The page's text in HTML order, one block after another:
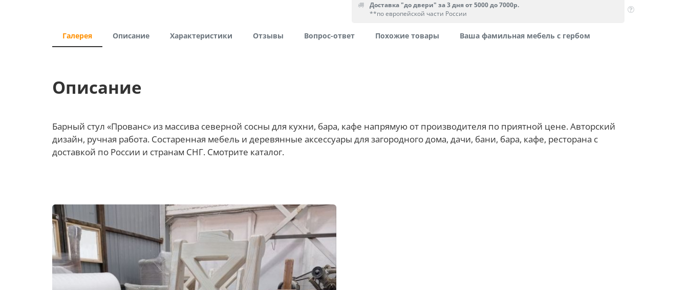
Доставка "до двери" за 3 дня от 5000 до 7000р.
**по европейской части России
Галерея Описание Характеристики Отзывы Вопрос-ответ Похожие товары Ваша фамильная мебель с гербом
Описание
Барный стул «Прованс» из массива северной сосны для кухни, бара, кафе напрямую от производителя по приятной цене. Авторский
дизайн, ручная работа. Состаренная мебель и деревянные аксессуары для загородного дома, дачи, бани, бара, кафе, ресторана с
доставкой по России и странам СНГ. Смотрите каталог.